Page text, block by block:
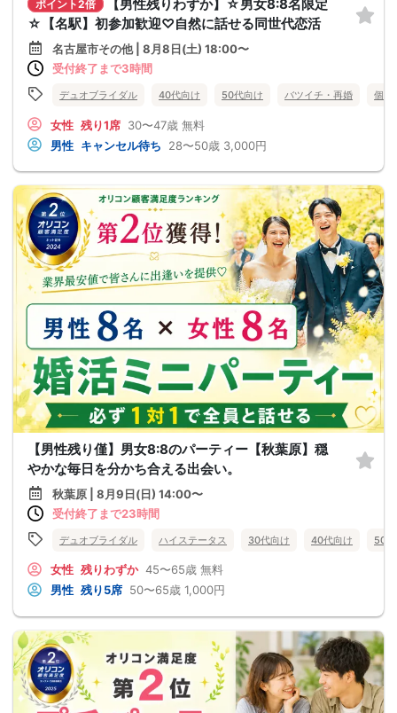
ポイント2倍
【男性残りわずか】☆男女8:8名限定
☆【名駅】初参加歓迎♡自然に話せる同世代恋活
名古屋市その他 | 8月8日(土) 18:00〜
受付終了まで3時間
デュオブライダル 40代向け 50代向け バツイチ・再婚 個室
女性 残り1席 30〜47歳 無料
男性 キャンセル待ち 28〜50歳 3,000円
【男性残り僅】男女8:8のパーティー【秋葉原】穏
やかな毎日を分かち合える出会い。
秋葉原 | 8月9日(日) 14:00〜
受付終了まで23時間
デュオブライダル ハイステータス 30代向け 40代向け 50
女性 残りわずか 45〜65歳 無料
男性 残り5席 50〜65歳 1,000円